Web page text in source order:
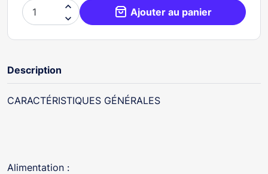

 Ajouter au panier
Description
CARACTÉRISTIQUES GÉNÉRALES
Alimentation :